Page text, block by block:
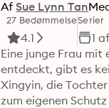
Af Sue Lynn Tan
27 Bedømmelse
4.1
Serier
1
Eine junge Frau mit
entdeckt, gibt es
Xingyin, die
zum eigenen